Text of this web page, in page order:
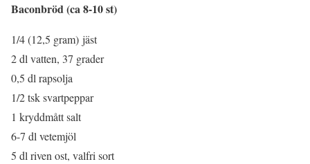
Baconbröd (ca 8-10 st)
1/4 (12,5 gram) jäst
2 dl vatten, 37 grader
0,5 dl rapsolja
1/2 tsk svartpeppar
1 kryddmått salt
6-7 dl vetemjöl
5 dl riven ost, valfri sort